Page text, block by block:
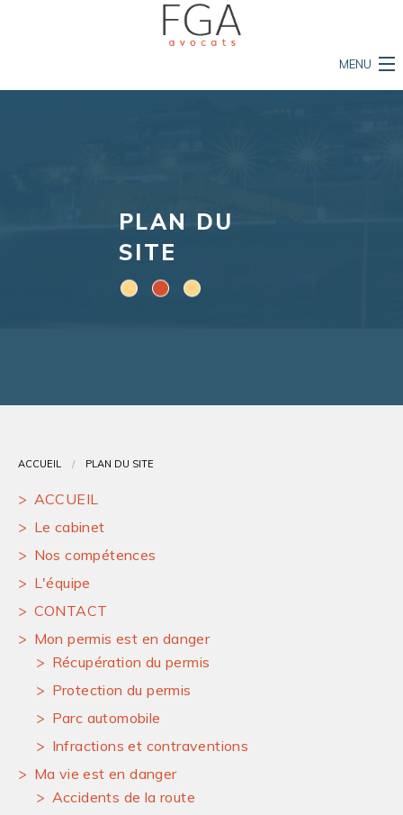
MENU
Mon permis est en danger
Ma vie est en danger
PLAN DU
SITE
ACCUEIL PLAN DU SITE
ACCUEIL
Le cabinet
Nos compétences
L'équipe
CONTACT
Mon permis est en danger
Récupération du permis
Protection du permis
Parc automobile
Infractions et contraventions
Ma vie est en danger
Accidents de la route